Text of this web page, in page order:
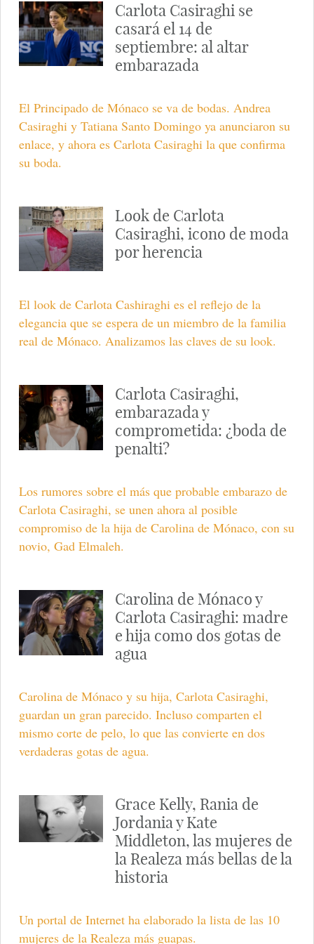
Carlota Casiraghi se
casará el 14 de
septiembre: al altar
embarazada
El Principado de Mónaco se va de bodas. Andrea
Casiraghi y Tatiana Santo Domingo ya anunciaron su
enlace, y ahora es Carlota Casiraghi la que confirma
su boda.
Look de Carlota
Casiraghi, icono de moda
por herencia
El look de Carlota Cashiraghi es el reflejo de la
elegancia que se espera de un miembro de la familia
real de Mónaco. Analizamos las claves de su look.
Carlota Casiraghi,
embarazada y
comprometida: ¿boda de
penalti?
Los rumores sobre el más que probable embarazo de
Carlota Casiraghi, se unen ahora al posible
compromiso de la hija de Carolina de Mónaco, con su
novio, Gad Elmaleh.
Carolina de Mónaco y
Carlota Casiraghi: madre
e hija como dos gotas de
agua
Carolina de Mónaco y su hija, Carlota Casiraghi,
guardan un gran parecido. Incluso comparten el
mismo corte de pelo, lo que las convierte en dos
verdaderas gotas de agua.
Grace Kelly, Rania de
Jordania y Kate
Middleton, las mujeres de
la Realeza más bellas de la
historia
Un portal de Internet ha elaborado la lista de las 10
mujeres de la Realeza más guapas.